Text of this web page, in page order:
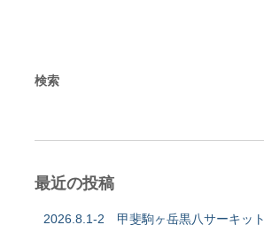
検索
最近の投稿
2026.8.1-2 甲斐駒ヶ岳黒八サーキット